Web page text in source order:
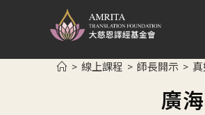
> 線上課程 > 師長開示 >
廣